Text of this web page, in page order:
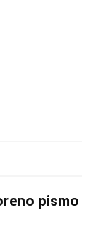
pismo